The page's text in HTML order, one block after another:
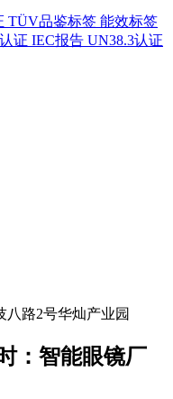
TÜV品鉴标签 能效标签
证 IEC报告 UN38.3认证
八路2号华灿产业园
：智能眼镜厂